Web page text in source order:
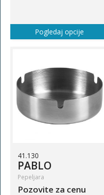
Pogledaj opcije
41.130
PABLO
Pepeljara
Pozovite za cenu